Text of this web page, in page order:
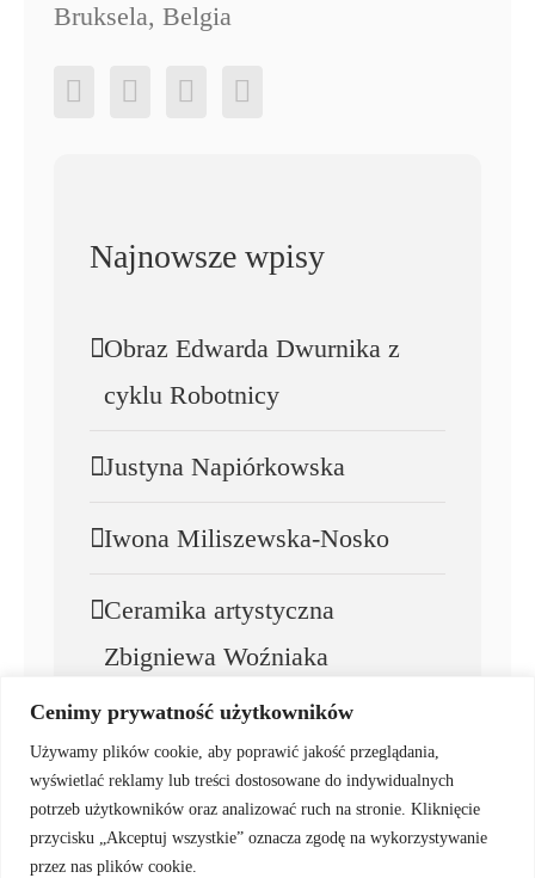
Cenimy prywatność użytkowników
Używamy plików cookie, aby poprawić jakość przeglądania,
wyświetlać reklamy lub treści dostosowane do indywidualnych
potrzeb użytkowników oraz analizować ruch na stronie. Kliknięcie
przycisku „Akceptuj wszystkie” oznacza zgodę na wykorzystywanie
przez nas plików cookie.
Bruksela, Belgia
Najnowsze wpisy
Obraz Edwarda Dwurnika z
cyklu Robotnicy
Justyna Napiórkowska
Iwona Miliszewska-Nosko
Ceramika artystyczna
Zbigniewa Woźniaka
Zbigniew Woźniak
© Copyright • Galeria Sztuki Katarzyny Napiórkowskiej 2025